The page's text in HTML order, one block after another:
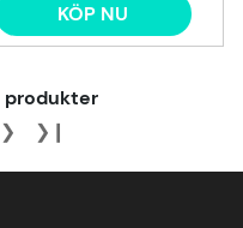
KÖP NU
produkter
❯ ❯❙